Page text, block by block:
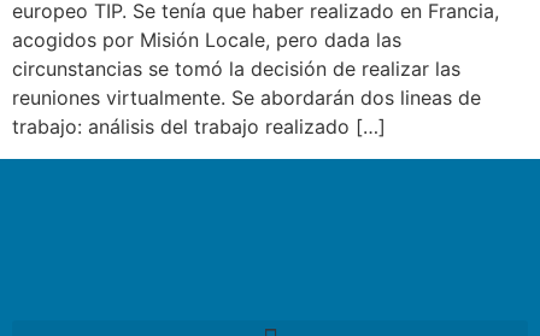
europeo TIP. Se tenía que haber realizado en Francia,
acogidos por Misión Locale, pero dada las
circunstancias se tomó la decisión de realizar las
reuniones virtualmente. Se abordarán dos lineas de
trabajo: análisis del trabajo realizado […]